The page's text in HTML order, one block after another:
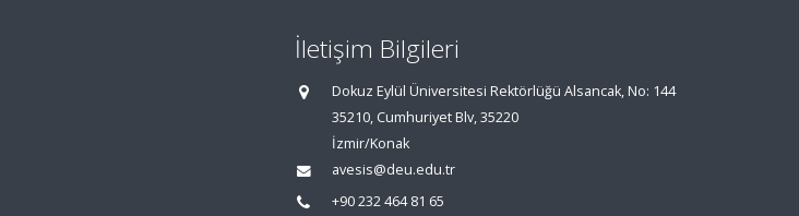
İletişim Bilgileri
Dokuz Eylül Üniversitesi Rektörlüğü Alsancak, No: 144
35210, Cumhuriyet Blv, 35220
İzmir/Konak
avesis@deu.edu.tr
+90 232 464 81 65